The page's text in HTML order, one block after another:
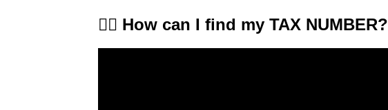
🤷‍♂️ How can I find my TAX NUMBER?